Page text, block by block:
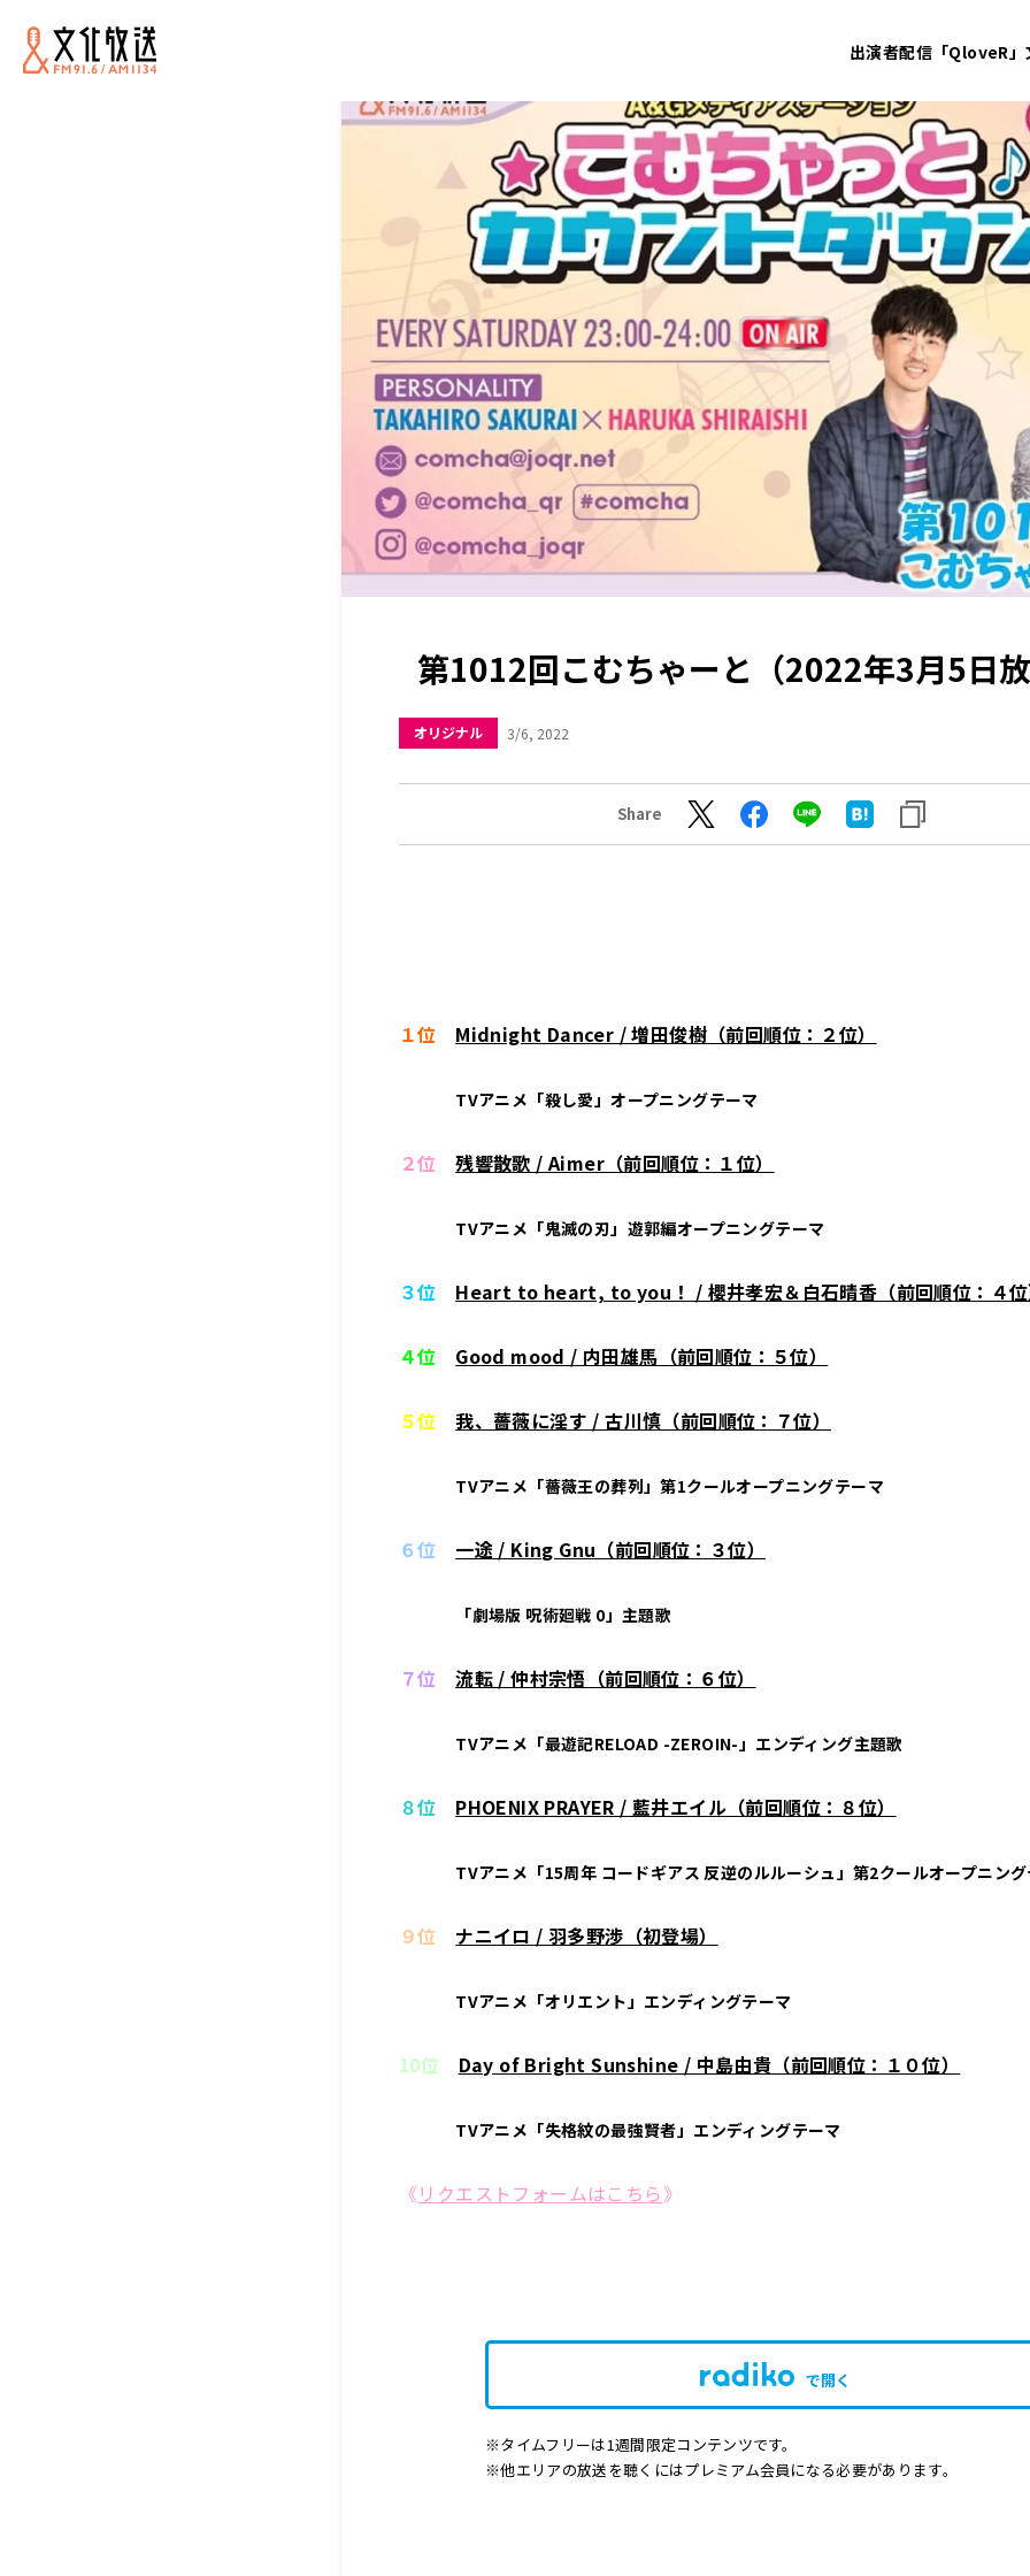
出演者配信「QloveR」
第1012回こむちゃーと（2022年3月5日
オリジナル 3/6, 2022
Share
１位 Midnight Dancer / 増田俊樹（前回順位：２位）
TVアニメ「殺し愛」オープニングテーマ
２位残響散歌 / Aimer（前回順位：１位）
TVアニメ「鬼滅の刃」遊郭編オープニングテーマ
３位 Heart to heart, to you！ / 櫻井孝宏＆白石晴香（前回順位：４
４位 Good mood / 内田雄馬（前回順位：５位）
５位 我、薔薇に淫す / 古川慎（前回順位：７位）
TVアニメ「薔薇王の葬列」第1クールオープニングテーマ
６位 一途 / King Gnu（前回順位：３位）
「劇場版 呪術廻戦 0」主題歌
７位 流転 / 仲村宗悟（前回順位：６位）
TVアニメ「最遊記RELOAD -ZEROIN-」エンディング主題歌
８位 PHOENIX PRAYER / 藍井エイル（前回順位：８位）
TVアニメ「15周年 コードギアス 反逆のルルーシュ」第2クールオープニン
９位 ナニイロ / 羽多野渉（初登場）
TVアニメ「オリエント」エンディングテーマ
10位 Day of Bright Sunshine / 中島由貴（前回順位：１０位）
TVアニメ「失格紋の最強賢者」エンディングテーマ
《リクエストフォームはこちら》
で開く
※タイムフリーは1週間限定コンテンツです。
※他エリアの放送を聴くにはプレミアム会員になる必要があります。